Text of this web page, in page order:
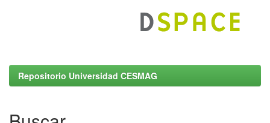
Repositorio Universidad CESMAG